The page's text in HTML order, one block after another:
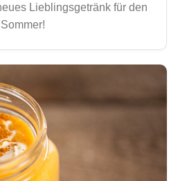
Lieblingsgetränk für den
Sommer!